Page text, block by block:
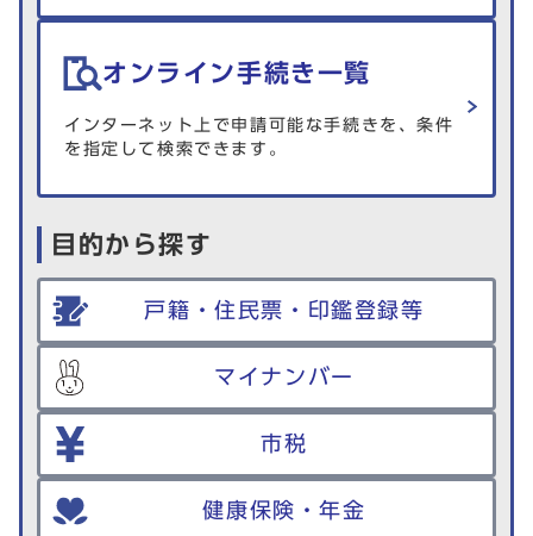
オンライン手続き一覧
インターネット上で申請可能な手続きを、条件
を指定して検索できます。
目的から探す
戸籍・住民票・印鑑登録等
マイナンバー
市税
健康保険・年金